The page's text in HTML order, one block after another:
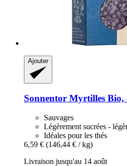
Ajouter
Sonnentor Myrtilles Bio,
Sauvages
Légèrement sucrées -
Idéales pour les thés
6,59 € (146,44 € / kg)
Livraison jusqu'au 14 août